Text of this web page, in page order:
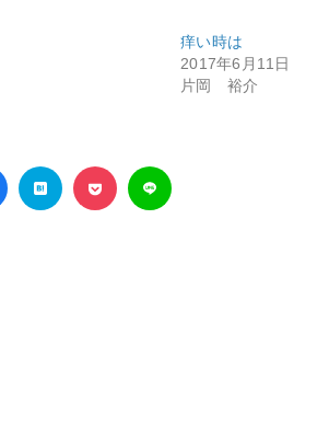
痒い時は
2017年6月11日
片岡 裕介